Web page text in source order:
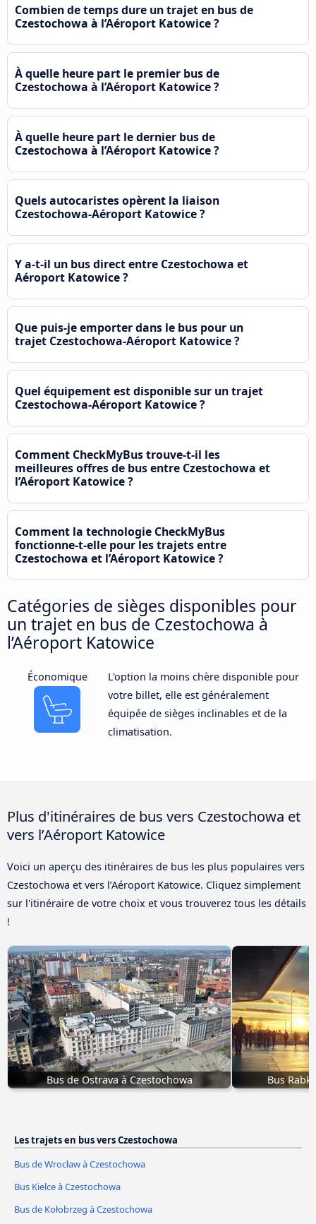
Combien de temps dure un trajet en bus de
Czestochowa à l’Aéroport Katowice ?
À quelle heure part le premier bus de
Czestochowa à l’Aéroport Katowice ?
À quelle heure part le dernier bus de
Czestochowa à l’Aéroport Katowice ?
Quels autocaristes opèrent la liaison
Czestochowa-Aéroport Katowice ?
Y a-t-il un bus direct entre Czestochowa et
Aéroport Katowice ?
Que puis-je emporter dans le bus pour un
trajet Czestochowa-Aéroport Katowice ?
Quel équipement est disponible sur un trajet
Czestochowa-Aéroport Katowice ?
Comment CheckMyBus trouve-t-il les
meilleures offres de bus entre Czestochowa et
l’Aéroport Katowice ?
Comment la technologie CheckMyBus
fonctionne-t-elle pour les trajets entre
Czestochowa et l’Aéroport Katowice ?
Catégories de sièges disponibles pour
un trajet en bus de Czestochowa à
l’Aéroport Katowice
Économique
L'option la moins chère disponible pour
votre billet, elle est généralement
équipée de sièges inclinables et de la
climatisation.
Plus d'itinéraires de bus vers Czestochowa et
vers l’Aéroport Katowice
Voici un aperçu des itinéraires de bus les plus populaires vers
Czestochowa et vers l’Aéroport Katowice. Cliquez simplement
sur l'itinéraire de votre choix et vous trouverez tous les détails
!
Bus de Ostrava à Czestochowa Bus
Les trajets en bus vers Czestochowa
Bus de Wrocław à Czestochowa
Bus Kielce à Czestochowa
Bus de Kołobrzeg à Czestochowa